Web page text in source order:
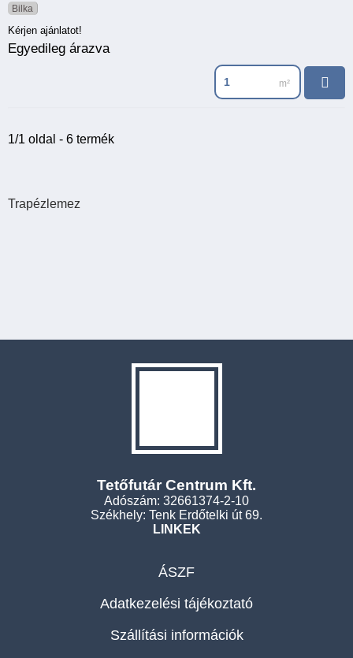
Bilka
Kérjen ajánlatot!
Egyedileg árazva
1/1 oldal - 6 termék
Trapézlemez
Tetőfutár Centrum Kft.
Adószám: 32661374-2-10
Székhely: Tenk Erdőtelki út 69.
LINKEK
ÁSZF
Adatkezelési tájékoztató
Szállítási információk